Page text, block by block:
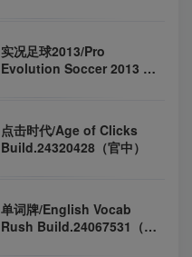
实况足球2013/Pro
Evolution Soccer 2013 完
点击时代/Age of Clicks
Build.24320428（官中）
单词牌/English Vocab
Rush Build.24067531（官